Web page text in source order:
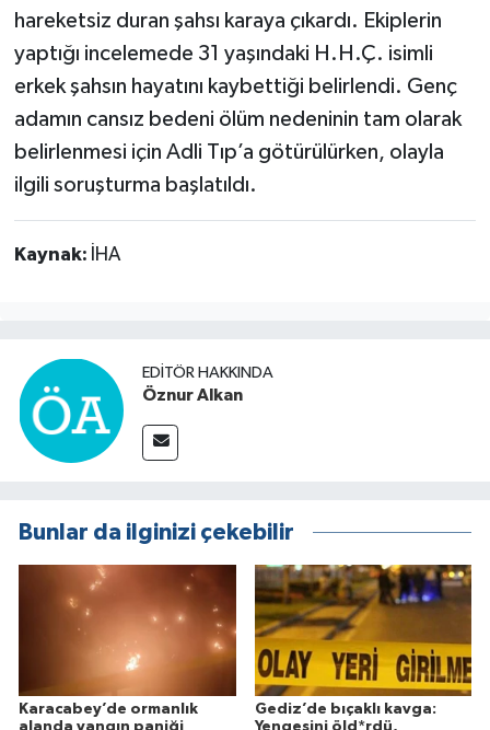
hareketsiz duran şahsı karaya çıkardı. Ekiplerin
yaptığı incelemede 31 yaşındaki H.H.Ç. isimli
erkek şahsın hayatını kaybettiği belirlendi. Genç
adamın cansız bedeni ölüm nedeninin tam olarak
belirlenmesi için Adli Tıp’a götürülürken, olayla
ilgili soruşturma başlatıldı.
Kaynak: İHA
EDITÖR HAKKINDA
Öznur Alkan
Bunlar da ilginizi çekebilir
Karacabey’de ormanlık
alanda yangın paniği
Gediz’de bıçaklı kavga:
Yengesini öld*rdü,